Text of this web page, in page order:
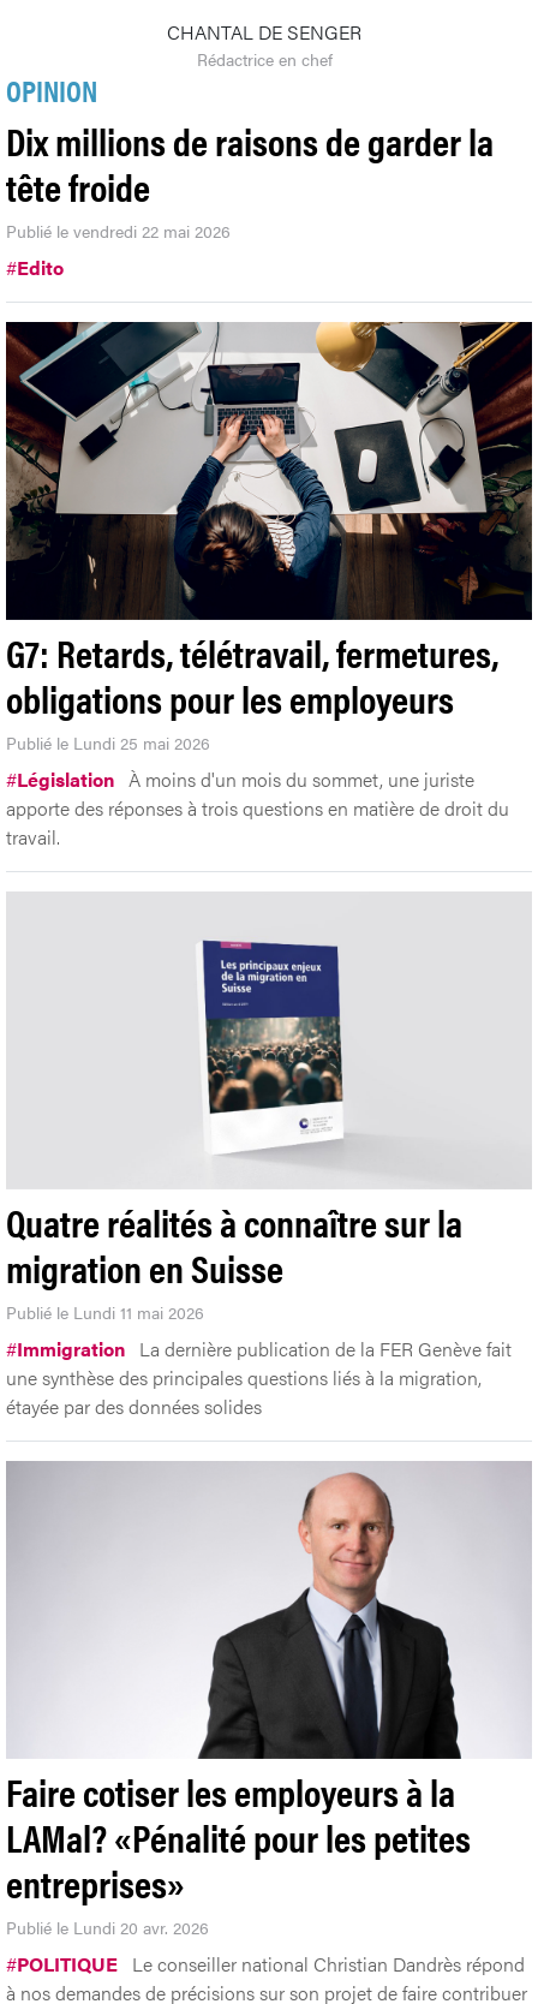
CHANTAL DE SENGER
Rédactrice en chef
OPINION
Dix millions de raisons de garder la
tête froide
Publié le vendredi 22 mai 2026
#Edito
G7: Retards, télétravail, fermetures,
obligations pour les employeurs
Publié le Lundi 25 mai 2026
#Législation À moins d'un mois du sommet, une juriste
apporte des réponses à trois questions en matière de droit du
travail.
Quatre réalités à connaître sur la
migration en Suisse
Publié le Lundi 11 mai 2026
#Immigration La dernière publication de la FER Genève fait
une synthèse des principales questions liés à la migration,
étayée par des données solides
Faire cotiser les employeurs à la
LAMal? «Pénalité pour les petites
entreprises»
Publié le Lundi 20 avr. 2026
#POLITIQUE Le conseiller national Christian Dandrès répond
à nos demandes de précisions sur son projet de faire contribuer